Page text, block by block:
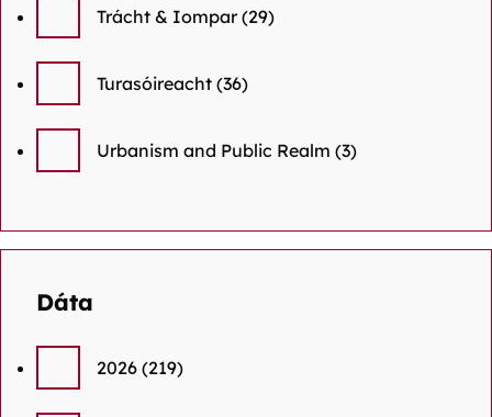
Trácht & Iompar (29)
Turasóireacht (36)
Urbanism and Public Realm (3)
Dáta
2026 (219)